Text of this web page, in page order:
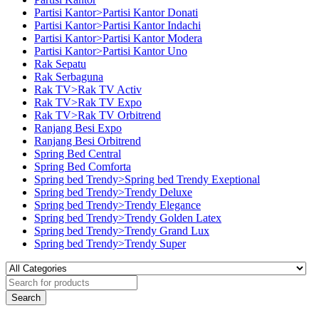
Partisi Kantor>Partisi Kantor Donati
Partisi Kantor>Partisi Kantor Indachi
Partisi Kantor>Partisi Kantor Modera
Partisi Kantor>Partisi Kantor Uno
Rak Sepatu
Rak Serbaguna
Rak TV>Rak TV Activ
Rak TV>Rak TV Expo
Rak TV>Rak TV Orbitrend
Ranjang Besi Expo
Ranjang Besi Orbitrend
Spring Bed Central
Spring Bed Comforta
Spring bed Trendy>Spring bed Trendy Exeptional
Spring bed Trendy>Trendy Deluxe
Spring bed Trendy>Trendy Elegance
Spring bed Trendy>Trendy Golden Latex
Spring bed Trendy>Trendy Grand Lux
Spring bed Trendy>Trendy Super